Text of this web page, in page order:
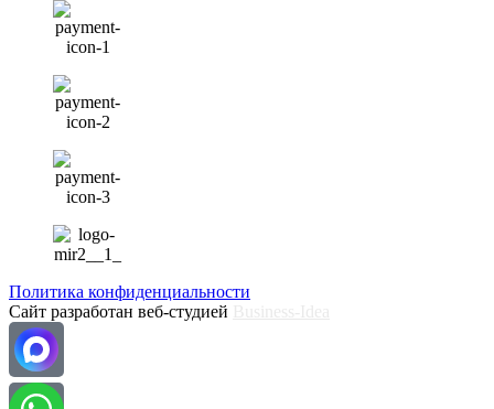
Политика конфиденциальности
Сайт разработан веб-студией